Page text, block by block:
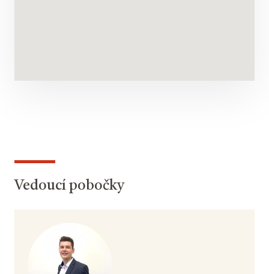
Vedoucí pobočky